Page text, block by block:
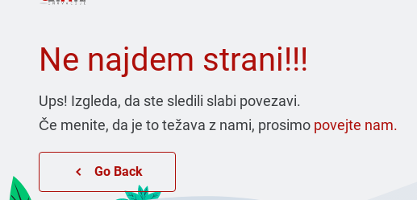
Ne najdem strani!!!
Ups! Izgleda, da ste sledili slabi povezavi.
Če menite, da je to težava z nami, prosimo povejte nam.
Go Back